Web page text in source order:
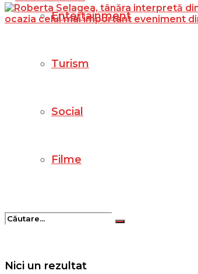
Entertainment
Turism
Social
Filme
Nici un rezultat